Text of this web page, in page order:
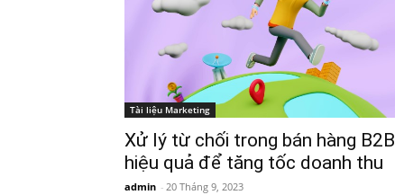
Tài liệu Marketing
Xử lý từ chối trong bán hàng B2B
hiệu quả để tăng tốc doanh thu
admin - 20 Tháng 9, 2023